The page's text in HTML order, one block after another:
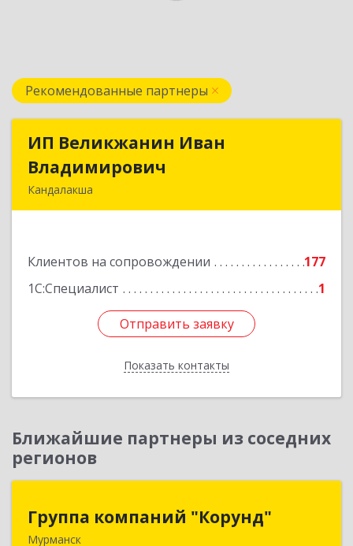
Рекомендованные партнеры
ИП Великжанин Иван
Владимирович
Кандалакша
Клиентов на сопровождении
177
1С:Специалист
1
Отправить заявку
Показать контакты
ИП Великжанин Иван
Подробнее
Отправить заявку
Назад
Ближайшие партнеры из соседних
регионов
Группа компаний "Корунд"
Мурманск
Группа компаний "Корунд"
183025, Мурманская обл, Мурманск г, Тарана